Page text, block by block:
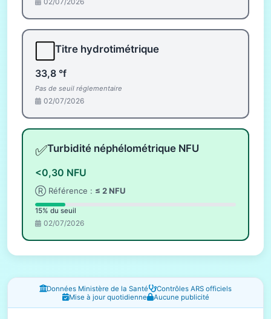
Titre hydrotimétrique
33,8 °f
Pas de seuil réglementaire
02/07/2026
✅Turbidité néphélométrique NFU
<0,30 NFU
Ⓡ Référence : ≤ 2 NFU
15% du seuil
02/07/2026
Fenêtres d'information
Données Ministère de la Santé
Contrôles ARS officiels
Mise à jour quotidienne
Aucune publicité